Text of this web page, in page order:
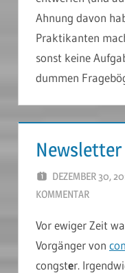
Ahnung davon
Praktikanten
sonst keine
dummen
DEZEMBER 30,
KOMMENTAR
Vor ewiger Zeit
Vorgänger von
congster.